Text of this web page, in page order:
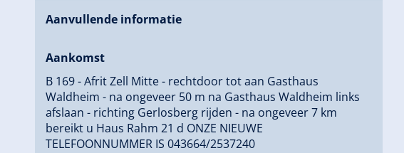
Aanvullende informatie
Aankomst
B 169 - Afrit Zell Mitte - rechtdoor tot aan Gasthaus
Waldheim - na ongeveer 50 m na Gasthaus Waldheim links
afslaan - richting Gerlosberg rijden - na ongeveer 7 km
bereikt u Haus Rahm 21 d ONZE NIEUWE
TELEFOONNUMMER IS 043664/2537240